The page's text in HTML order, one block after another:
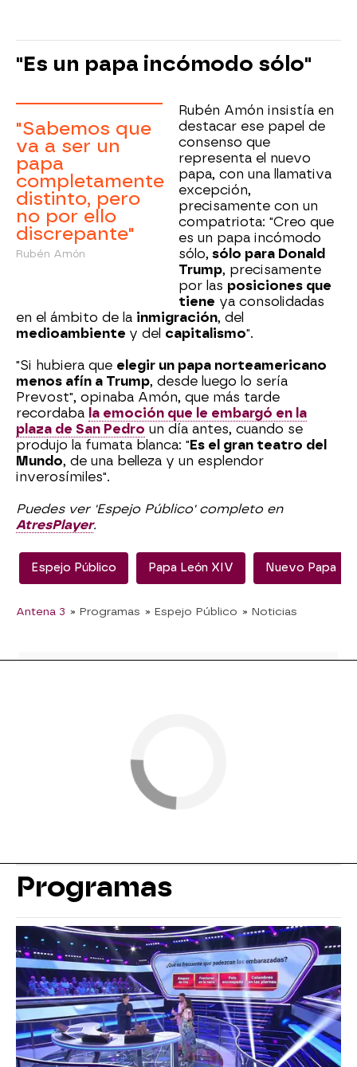
"Es un papa incómodo sólo"
"Sabemos que
va a ser un
papa
completamente
distinto, pero
no por ello
discrepante"
Rubén Amón
Rubén Amón insistía en
destacar ese papel de
consenso que
representa el nuevo
papa, con una llamativa
excepción,
precisamente con un
compatriota: "Creo que
es un papa incómodo
sólo, sólo para Donald
Trump, precisamente
por las posiciones que
tiene ya consolidadas
en el ámbito de la inmigración, del
medioambiente y del capitalismo".
"Si hubiera que elegir un papa norteamericano
menos afín a Trump, desde luego lo sería
Prevost", opinaba Amón, que más tarde
recordaba la emoción que le embargó en la
plaza de San Pedro un día antes, cuando se
produjo la fumata blanca: "Es el gran teatro del
Mundo, de una belleza y un esplendor
inverosímiles".
Puedes ver 'Espejo Público' completo en
AtresPlayer.
Espejo Público Papa León XIV Nuevo Papa
Antena 3 » Programas » Espejo Público » Noticias
Programas